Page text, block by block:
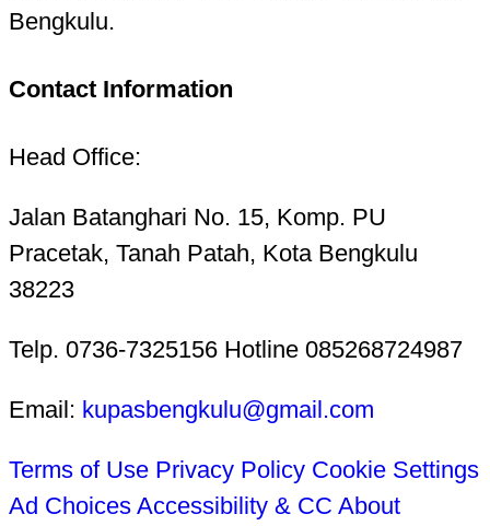
Bengkulu.
Contact Information
Head Office:
Jalan Batanghari No. 15, Komp. PU
Pracetak, Tanah Patah, Kota Bengkulu
38223
Telp. 0736-7325156 Hotline 085268724987
Email: kupasbengkulu@gmail.com
Terms of Use Privacy Policy Cookie Settings
Ad Choices Accessibility & CC About